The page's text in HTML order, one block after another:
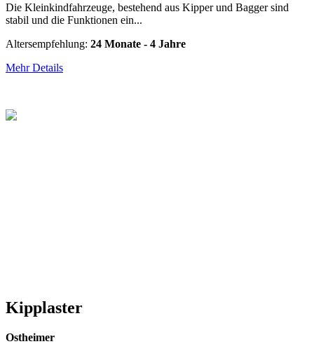
Die Kleinkindfahrzeuge, bestehend aus Kipper und Bagger sind
stabil und die Funktionen ein...
Altersempfehlung: 24 Monate - 4 Jahre
Mehr Details
Kipplaster
Ostheimer